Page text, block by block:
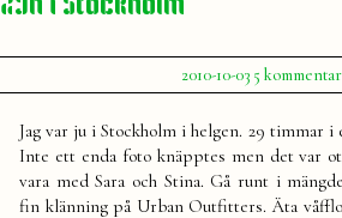
Publicerat
av
Julia
2010-10-03 5
Jag var ju i Stockholm i helgen. 29 timmar i
Inte ett enda foto knäpptes men det var
vara med Sara och Stina. Gå runt i
fin klänning på Urban Outfitters. Äta